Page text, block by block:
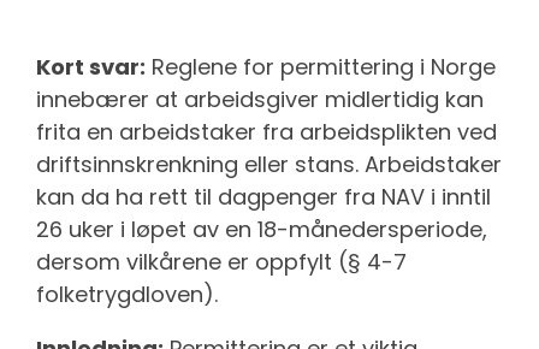
Kort svar: Reglene for permittering i Norge
innebærer at arbeidsgiver midlertidig kan
frita en arbeidstaker fra arbeidsplikten ved
driftsinnskrenkning eller stans. Arbeidstaker
kan da ha rett til dagpenger fra NAV i inntil
26 uker i løpet av en 18-månedersperiode,
dersom vilkårene er oppfylt (§ 4-7
folketrygdloven).